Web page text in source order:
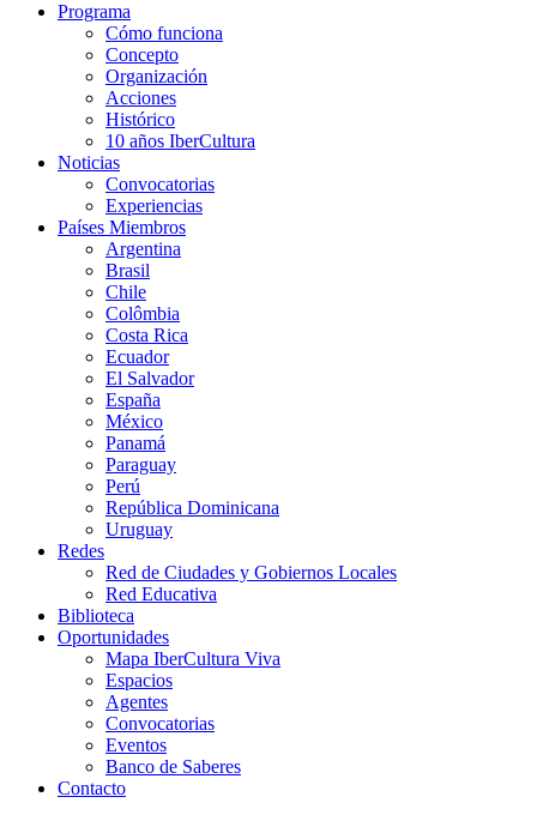
Programa
Cómo funciona
Concepto
Organización
Acciones
Histórico
10 años IberCultura
Noticias
Convocatorias
Experiencias
Países Miembros
Argentina
Brasil
Chile
Colômbia
Costa Rica
Ecuador
El Salvador
España
México
Panamá
Paraguay
Perú
República Dominicana
Uruguay
Redes
Red de Ciudades y Gobiernos Locales
Red Educativa
Biblioteca
Oportunidades
Mapa IberCultura Viva
Espacios
Agentes
Convocatorias
Eventos
Banco de Saberes
Contacto